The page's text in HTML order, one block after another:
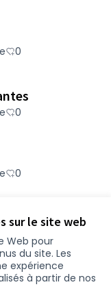
sur le site web
Web pour
du site. Les
expérience
à partir de nos
0
0
0
YouTube